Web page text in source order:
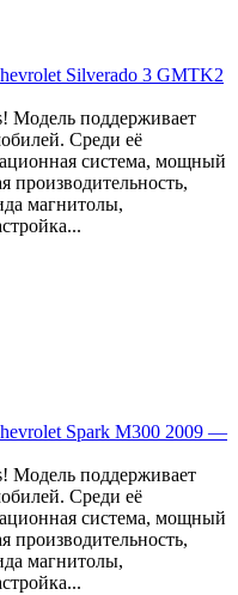
Silverado 3 GMTK2
Модель поддерживает
Среди её
система, мощный
производительность,
магнитолы,
Spark M300 2009 —
Модель поддерживает
Среди её
система, мощный
производительность,
магнитолы,